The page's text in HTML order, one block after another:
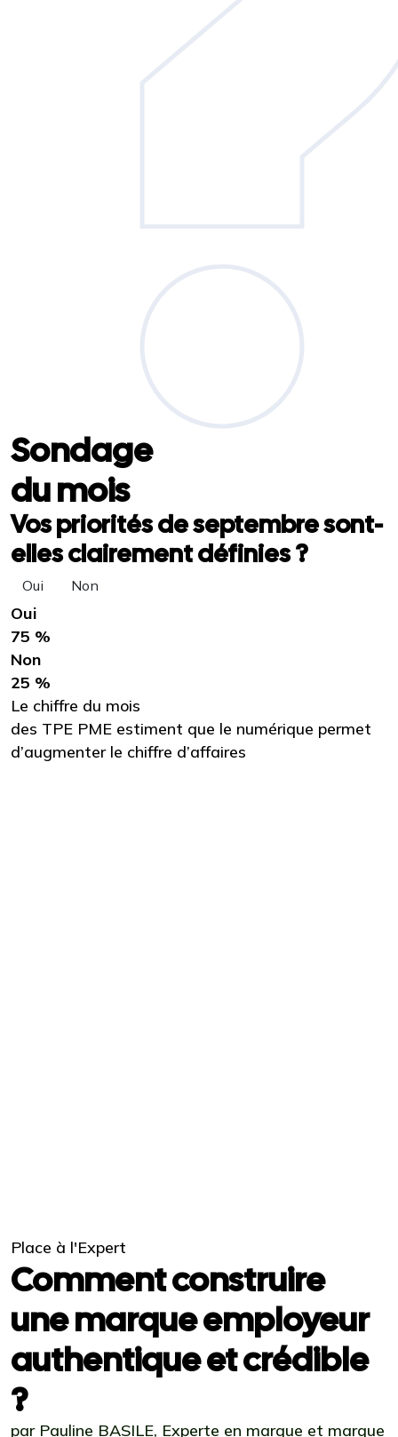
Sondage
du mois
Vos priorités de septembre sont-
elles clairement définies ?
Oui Non
Oui
75 %
Non
25 %
Le chiffre du mois
des TPE PME estiment que le numérique permet
d’augmenter le chiffre d’affaires
Place à l'Expert
Comment construire
une marque employeur
authentique et crédible
?
par Pauline BASILE, Experte en marque et marque